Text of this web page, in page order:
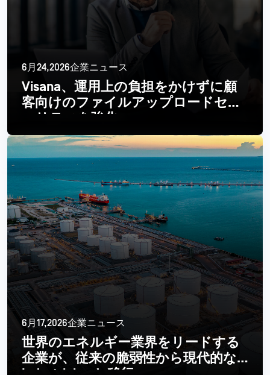
6月24,2026企業ニュース
Visana、運用上の負担をかけずに顧
客向けのファイルアップロードセキ
ュリティを強化
続きを読む
6月17,2026企業ニュース
世界のエネルギー業界をリードする
企業が、従来の脆弱性から現代的な